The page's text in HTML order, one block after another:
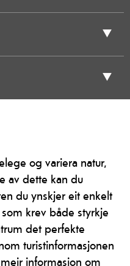
og variera natur,
av dette kan du
du ynskjer eit enkelt
krev både styrkje
det perfekte
turistinformasjonen
informasjon om